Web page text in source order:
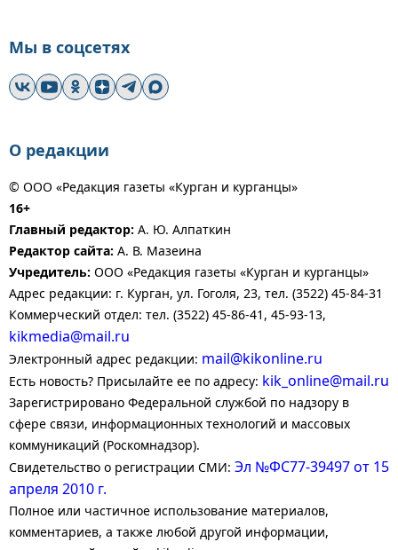
Мы в соцсетях
О редакции
© ООО «Редакция газеты «Курган и курганцы»
16+
Главный редактор: А. Ю. Алпаткин
Редактор сайта: А. В. Мазеина
Учредитель: ООО «Редакция газеты «Курган и курганцы»
Адрес редакции: г. Курган, ул. Гоголя, 23, тел. (3522) 45-84-31
Коммерческий отдел: тел. (3522) 45-86-41, 45-93-13,
kikmedia@mail.ru
Электронный адрес редакции: mail@kikonline.ru
Есть новость? Присылайте ее по адресу: kik_online@mail.ru
Зарегистрировано Федеральной службой по надзору в
сфере связи, информационных технологий и массовых
коммуникаций (Роскомнадзор).
Свидетельство о регистрации СМИ: Эл №ФС77-39497 от 15
апреля 2010 г.
Полное или частичное использование материалов,
комментариев, а также любой другой информации,